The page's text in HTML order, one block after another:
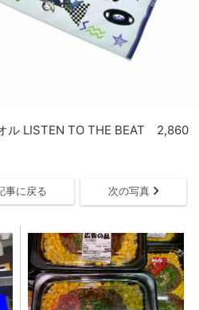
ル LISTEN TO THE BEAT 2,860
事に戻る 次の写真